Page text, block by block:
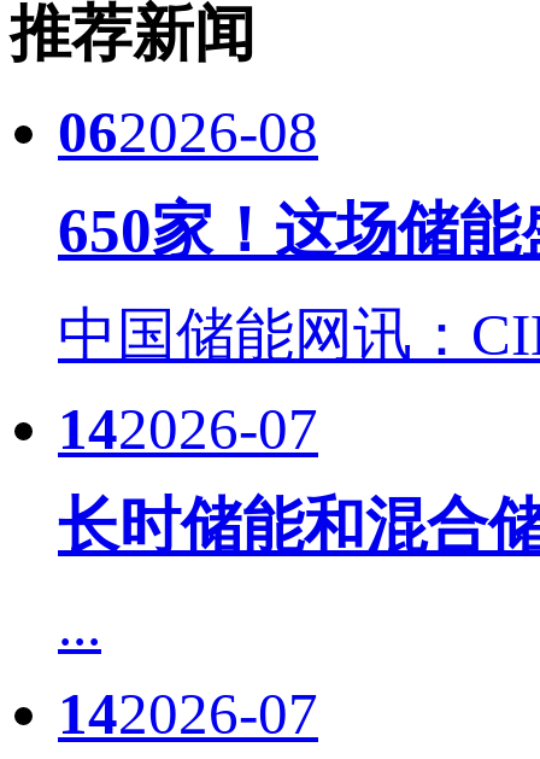
推荐新闻
062026-08
650家！这场储
中国储能网讯：
142026-07
长时储能和混合
...
142026-07